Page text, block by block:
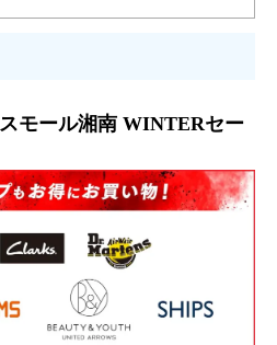
モール湘南 WINTERセー